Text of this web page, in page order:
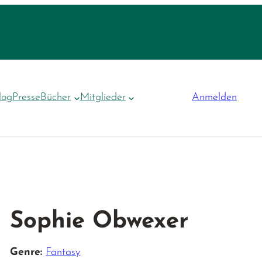
PresseBücher Mitglieder Anmelden
Sophie Obwexer
Genre: Fantasy